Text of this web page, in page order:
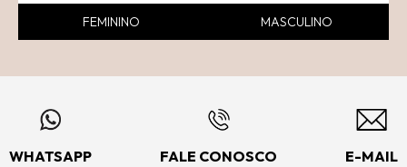
FEMININO MASCULINO
WHATSAPP FALE CONOSCO E-MAIL